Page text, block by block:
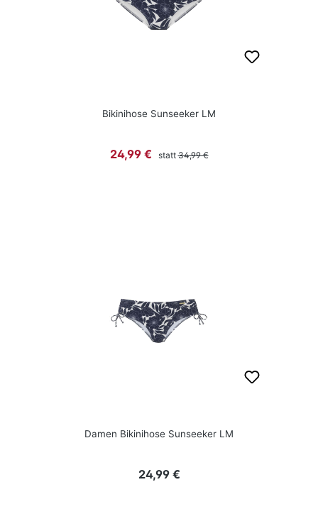
Bikinihose Sunseeker LM
Verkaufspreis:
24,99 € stattRegulärer Preis:
34,99 €
Damen Bikinihose Sunseeker LM
Regulärer Preis:
24,99 €